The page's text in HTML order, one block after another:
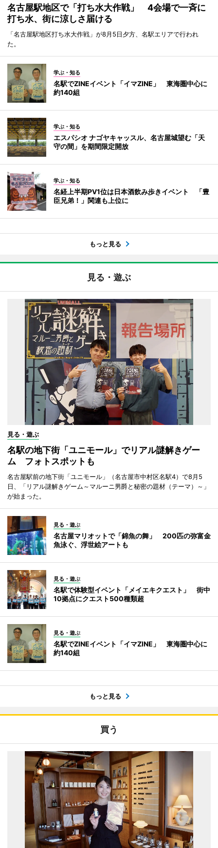
名古屋駅地区で「打ち水大作戦」 4会場で一斉に
打ち水、街に涼しさ届ける
「名古屋駅地区打ち水大作戦」が8月5日夕方、名駅エリアで行われ
た。
学ぶ・知る
名駅でZINEイベント「イマZINE」 東海圏中心に
約140組
学ぶ・知る
エスパシオ ナゴヤキャッスル、名古屋城望む「天
守の間」を期間限定開放
学ぶ・知る
名経上半期PV1位は日本酒飲み歩きイベント 「豊
臣兄弟！」関連も上位に
もっと見る
見る・遊ぶ
見る・遊ぶ
名駅の地下街「ユニモール」でリアル謎解きゲー
ム フォトスポットも
名古屋駅前の地下街「ユニモール」（名古屋市中村区名駅4）で8月5
日、「リアル謎解きゲーム～マルーニ男爵と秘密の題材（テーマ）～」
が始まった。
見る・遊ぶ
名古屋マリオットで「錦魚の舞」 200匹の弥富金
魚泳ぐ、浮世絵アートも
見る・遊ぶ
名駅で体験型イベント「メイエキクエスト」 街中
10拠点にクエスト500種類超
見る・遊ぶ
名駅でZINEイベント「イマZINE」 東海圏中心に
約140組
もっと見る
買う